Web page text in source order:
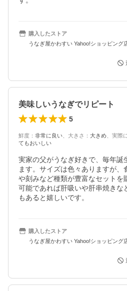
購入したストア
うなぎ屋かわすい Yahoo!ショッピング
美味しいうなぎでリピート
5
鮮度 ： 非常に良い 大きさ ： 大きめ 実際
てもおいしい
実家の父がうなぎ好きで、毎年誕
ます。サイズは色々ありますが、
や刻みなど種類が豊富なセットを
可能であれば肝吸いや肝串焼きな
もあると嬉しいです。
購入したストア
うなぎ屋かわすい Yahoo!ショッピング